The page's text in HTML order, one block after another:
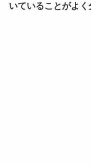
いていることがよく